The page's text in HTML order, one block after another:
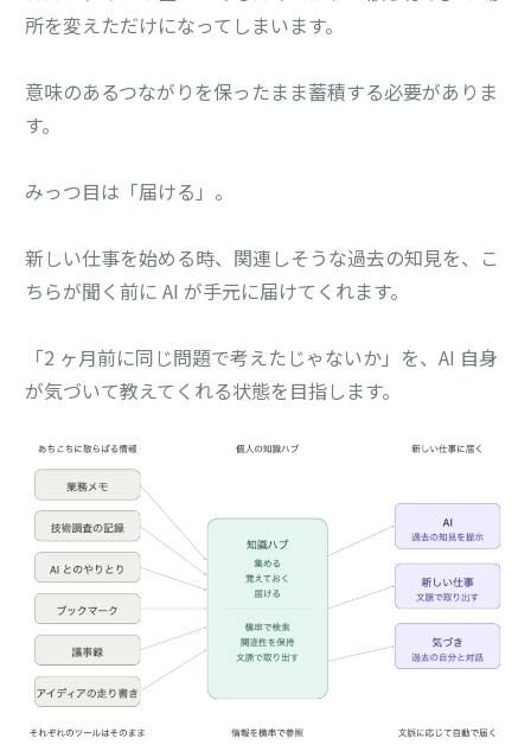
所を変えただけになってしまいます。
意味のあるつながりを保ったまま蓄積する必要がありま
す。
みっつ目は「届ける」。
新しい仕事を始める時、関連しそうな過去の知見を、こ
ちらが聞く前に AI が手元に届けてくれます。
「2 ヶ月前に同じ問題で考えたじゃないか」を、AI 自身
が気づいて教えてくれる状態を目指します。